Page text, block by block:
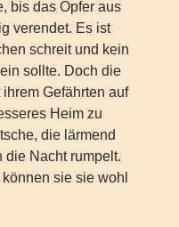
bis das Opfer aus
verendet. Es ist
schreit und kein
sollte. Doch die
Gefährten auf
Heim zu
die lärmend
die Nacht rumpelt.
sie sie wohl